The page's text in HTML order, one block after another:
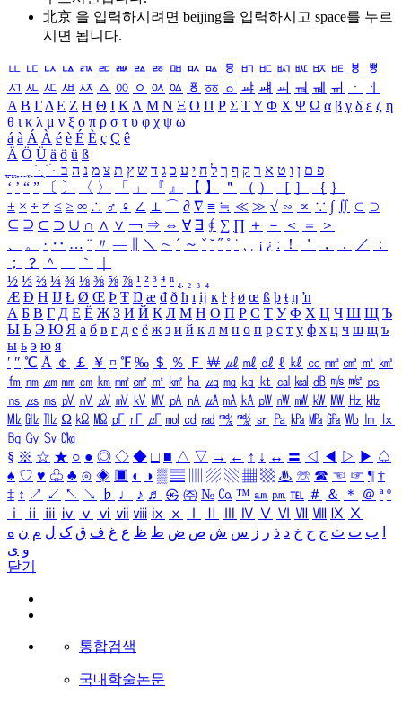
北京 을 입력하시려면 beijing을 입력하시고 space를 누르
시면 됩니다.
ㅥ ㅦ ㅧ ㅨ ㅩ ㅪ ㅫ ㅬ ㅭ ㅮ ㅯ ㅰ ㅱ ㅲ ㅳ ㅴ ㅵ ㅶ ㅷ ㅸ
ㅹ
ㅺ ㅻ ㅼ ㅽ ㅾ ㅿ ㆀ ㆁ ㆂ ㆃ ㆄ ㆅ ㆆ ㆇ ㆈ ㆉ ㆊ ㆋ ㆌ ㆍ
ㆎ
Α Β ΓΔ Ε Ζ Η Θ Ι ΚΛ Μ Ν Ξ Ο Π Ρ Σ ΤΥ Φ Χ Ψ Ω α β γ δ ε ζ η
θ ι κ λ μ ν ξ ο π ρ σ τ υ φ χ ψ ω
á à Á À é è É È ç Ç ê
Ä Ö Ü ä ö ü ß
ִֶֹ ֻּ ׁׂ פ ם ן ו ט א ר ק ף ך ל ח י ע כ ג ד ש ץ ת צ מ נ ה ב
‘ ’ “ ” 〔 〕 〈 〉 「 」 『 』 【 】 ＂ （ ） ［ ］ ｛ ｝
± × ÷ ≠ ≤ ≥ ∞ ∴ ♂ ♀ ∠ ⊥ ⌒ ∂ ∇ ≡ ≒ ≪ ≫ √ ∽ ∝ ∵ ∫ ∬ ∈ ∋
⊆ ⊇ ⊂ ⊃ ∪ ∩ ∧ ∨ ￢ ⇒ ⇔ ∀ ∃ ∮ ∑ ∏ ＋ － ＜ ＝
＞
、
。 · ‥ … ¨ 〃 ― ＼ ∼ ´ ～ ˇ ˘ ˝ ˚ ˙ ¸ ¡ ¿ ː ！ ＇ ， ． ／
：
；
？ ＾ ｀
½ ⅓ ⅔ ¼ ¾ ⅛ ⅜ ⅝ ⅞ ¹ ² ³ ⁴ ⁿ ₁ ₂ ₃ ₄
Æ Ð Ħ Ĳ Ł Ø Œ Þ Ŧ Ŋ æ đ ð ħ ı ĳ ĸ ŀ ł ø œ ß þ ŧ ŋ ŉ
А Б В Г Д Е Ё Ж З И Й К Л М Н О П Р С Т У Ф Х Ц Ч Ш Щ Ъ
Ы Ь Э Ю Я а б в г д е ё ж з и й к л м н о п р с т у ф х ц ч ш щ ъ
ы ь э ю я
′ ″ ℃ Å ￠ ￡ ￥ ¤ ℉ ‰ ＄ ％ Ｆ ￦ ㎕ ㎖ ㎗ ℓ ㎘ ㏄ ㎣ ㎤ ㎥ ㎦
㎙ ㎚ ㎛ ㎜ ㎝ ㎞ ㎟ ㎠ ㎡ ㎢ ㏊ ㎍ ㎎ ㎏ ㏏ ㎈ ㎉ ㏈ ㎧ ㎨ ㎰
㎱ ㎲ ㎳ ㎴ ㎵ ㎶ ㎷ ㎸ ㎹ ㎀ ㎁ ㎂ ㎃ ㎄ ㎺ ㎻ ㎽ ㎾ ㎿ ㎐ ㎑
㎒ ㎓ ㎔ Ω ㏀ ㏁ ㎊ ㎋ ㎌ ㏖ ㏅ ㎭ ㎮ ㎯ ㏛ ㎩ ㎪ ㎫ ㎬ ㏝ ㏐
㏓
㏃ ㏉ ㏜ ㏆
§ ※ ☆ ★ ○ ● ◎ ◇ ◆ □ ■ △ ▽ → ← ↑ ↓ ↔ 〓 ◁ ◀ ▷ ▶ ♤
♠ ♡ ♥ ♧ ♣ ⊙ ◈ ▣ ◐ ◑ ▒ ▤ ▨ ▧ ▦ ▩ ♨ ☏ ☎ ☜ ☞ ¶ †
‡ ↕ ↗ ↙ ↖ ↘ ♭ ♩ ♪ ♬ ㉿ ㈜ № ㏇ ™ ㏂ ㏘ ℡ ＃ ＆ ＊ ＠ ª º
ⅰ
ⅱ ⅲ ⅳ ⅴ ⅵ ⅶ ⅷ ⅸ ⅹ Ⅳ Ⅴ Ⅵ Ⅶ Ⅷ Ⅸ Ⅹ
ب ت ث ج ح خ د ذ ر ز س ش ص ض ط ظ ع غ ف ق ک ل م ن ه
و ی
닫기
통합검색
국내학술논문